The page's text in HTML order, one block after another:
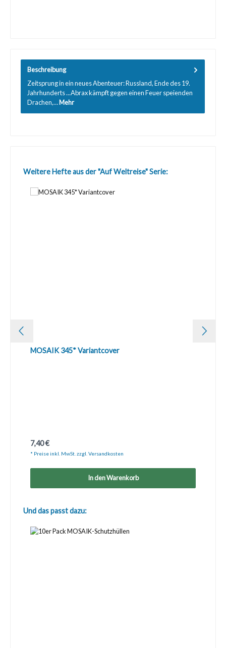
Beschreibung
Zeitsprung in ein neues Abenteuer: Russland, Ende des 19.
Jahrhunderts ...Abrax kämpft gegen einen Feuer speienden
Drachen,…Mehr
Produktgalerie überspringen
Weitere Hefte aus der "Auf Weltreise" Serie:
MOSAIK 345* Variantcover
Regulärer Preis:
7,40 €
* Preise inkl. MwSt. zzgl. Versandkosten
In den Warenkorb
Produktgalerie überspringen
Und das passt dazu: